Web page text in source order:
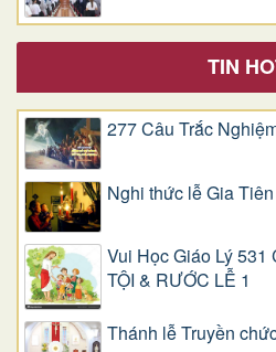
TIN
277 Câu Trắc
Nghi thức lễ Gia Tiên
Vui Học Giáo Lý
TỘI & RƯỚC LỄ 1
Thánh lễ Truyền